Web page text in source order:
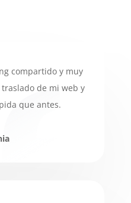
compartido y muy
de mi web y
que antes.